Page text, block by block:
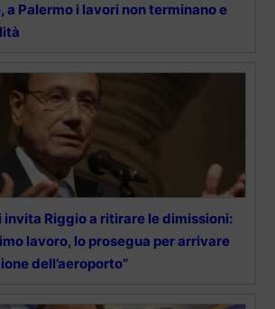
a Palermo i lavori non terminano e
invita Riggio a ritirare le dimissioni:
lavoro, lo prosegua per arrivare
dell’aeroporto”